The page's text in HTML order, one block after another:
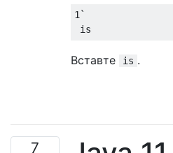
1`
Вставте is .
7